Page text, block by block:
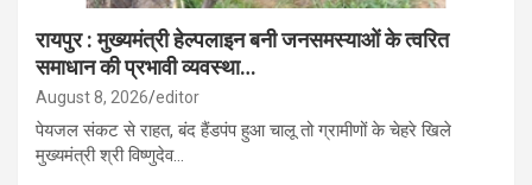
रायपुर : मुख्यमंत्री हेल्पलाइन बनी जनसमस्याओं के त्वरित
समाधान की प्रभावी व्यवस्था…
August 8, 2026 editor
पेयजल संकट से राहत, बंद हैंडपंप हुआ चालू तो ग्रामीणों के चेहरे खिले
मुख्यमंत्री श्री विष्णुदेव…